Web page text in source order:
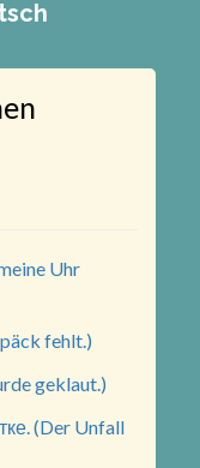
Uhr
fehlt.)
geklaut.)
(Der Unfall